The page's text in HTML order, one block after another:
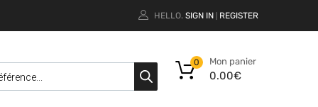
HELLO. SIGN IN REGISTER
Mon panier
0.00€
0